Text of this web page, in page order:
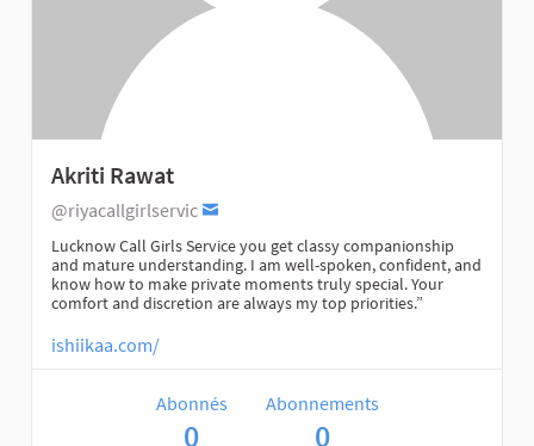
Akriti Rawat
@riyacallgirlservic
Lucknow Call Girls Service you get classy companionship
and mature understanding. I am well-spoken, confident, and
know how to make private moments truly special. Your
comfort and discretion are always my top priorities.”
ishiikaa.com/
Abonnés
0
Abonnements
0